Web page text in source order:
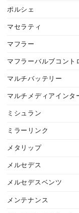
ポルシェ
マセラティ
マフラー
マフラーバルブコント
マルチバッテリー
マルチメディアインタ
ミシュラン
ミラーリンク
メタリップ
メルセデス
メルセデスベンツ
メンテナンス